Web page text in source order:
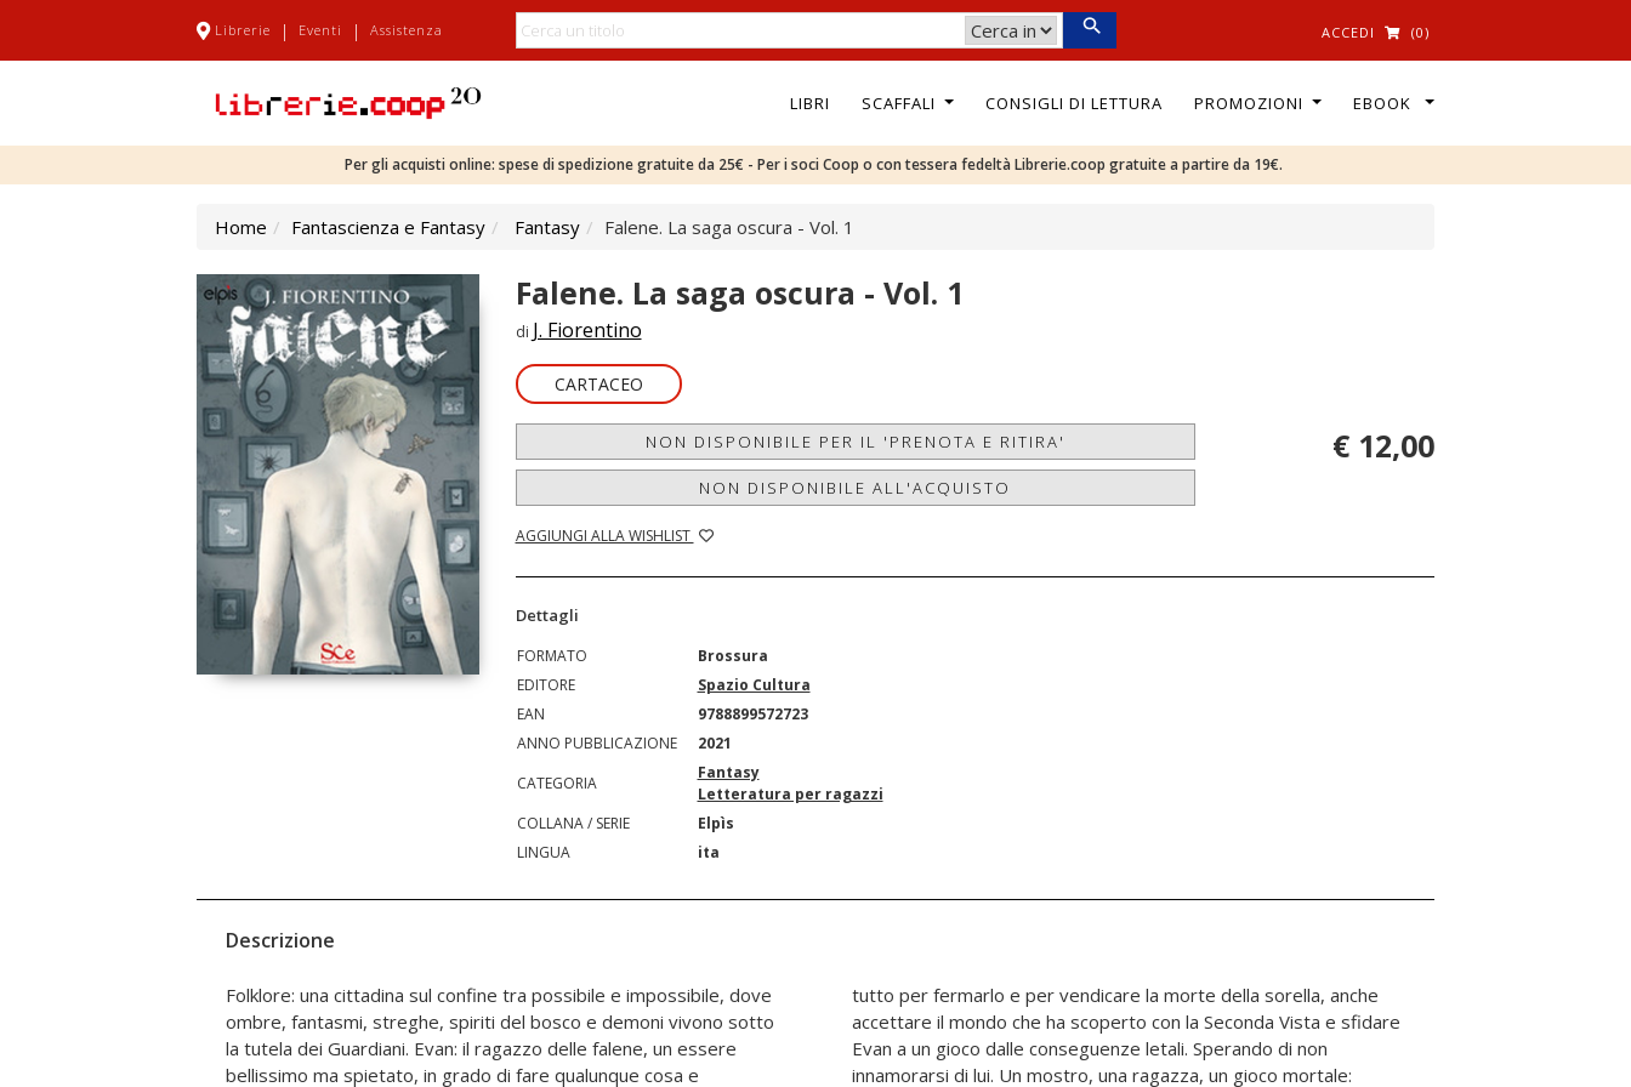
Librerie | Eventi | Assistenza ACCEDI (0)
LIBRI SCAFFALI CONSIGLI DI LETTURA PROMOZIONI EBOOK
Per gli acquisti online: spese di spedizione gratuite da 25€ - Per i soci Coop o con tessera fedeltà Librerie.coop gratuite a partire da 19€.
Home Fantascienza e Fantasy Fantasy Falene. La saga oscura - Vol. 1
Falene. La saga oscura - Vol. 1
di J. Fiorentino
CARTACEO
NON DISPONIBILE PER IL 'PRENOTA E RITIRA'
NON DISPONIBILE ALL'ACQUISTO
AGGIUNGI ALLA WISHLIST
€ 12,00
Dettagli
FORMATO
Brossura
EDITORE
Spazio Cultura
EAN
9788899572723
ANNO PUBBLICAZIONE
2021
CATEGORIA
Fantasy
Letteratura per ragazzi
COLLANA / SERIE
Elpìs
LINGUA
ita
Descrizione
Folklore: una cittadina sul confine tra possibile e impossibile, dove
ombre, fantasmi, streghe, spiriti del bosco e demoni vivono sotto
la tutela dei Guardiani. Evan: il ragazzo delle falene, un essere
bellissimo ma spietato, in grado di fare qualunque cosa e
tutto per fermarlo e per vendicare la morte della sorella, anche
accettare il mondo che ha scoperto con la Seconda Vista e sfidare
Evan a un gioco dalle conseguenze letali. Sperando di non
innamorarsi di lui. Un mostro, una ragazza, un gioco mortale: